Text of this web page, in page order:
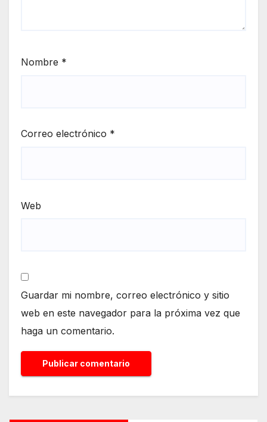
Nombre *
Correo electrónico *
Web
Guardar mi nombre, correo electrónico y sitio
web en este navegador para la próxima vez que
haga un comentario.